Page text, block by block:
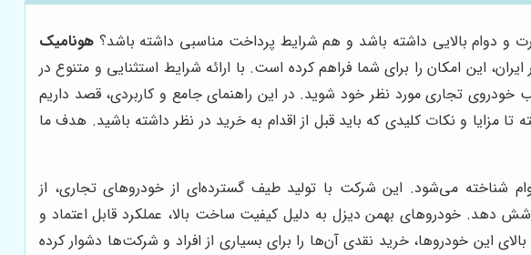
و دوام بالایی داشته باشد و هم شرایط پرداخت مناسبی داشته باشد؟هونامیک
این امکان را برای شما فراهم کرده است. با ارائه شرایط استثنایی و متنوع در
تجاری مورد نظر خود شوید. در این راهنمای جامع و کاربردی، قصد داریم
تا مزایا و نکات کلیدی که باید قبل از اقدام به خرید در نظر داشته باشید. هدف ما
شناخته می‌شود. این شرکت با تولید طیف گسترده‌ای از خودروهای تجاری، از
دهد. خودروهای بهمن دیزل به دلیل کیفیت ساخت بالا، عملکرد قابل اعتماد و
این خودروها، خرید نقدی آن‌ها را برای بسیاری از افراد و شرکت‌ها دشوار کرده